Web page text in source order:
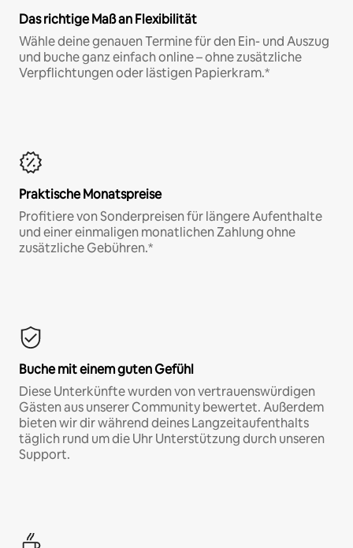
Das richtige Maß an Flexibilität
Wähle deine genauen Termine für den Ein- und Auszug
und buche ganz einfach online – ohne zusätzliche
Verpflichtungen oder lästigen Papierkram.*
Praktische Monatspreise
Profitiere von Sonderpreisen für längere Aufenthalte
und einer einmaligen monatlichen Zahlung ohne
zusätzliche Gebühren.*
Buche mit einem guten Gefühl
Diese Unterkünfte wurden von vertrauenswürdigen
Gästen aus unserer Community bewertet. Außerdem
bieten wir dir während deines Langzeitaufenthalts
täglich rund um die Uhr Unterstützung durch unseren
Support.